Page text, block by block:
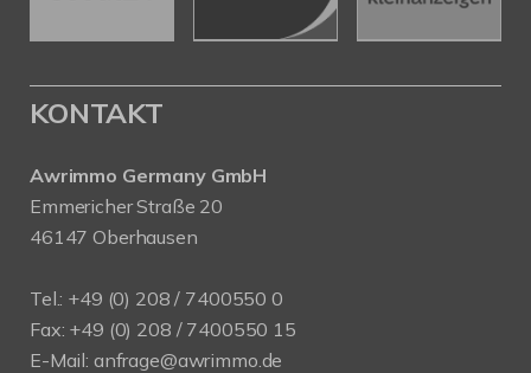
KONTAKT
Awrimmo Germany GmbH
Emmericher Straße 20
46147 Oberhausen
Tel.: +49 (0) 208 / 7400550 0
Fax: +49 (0) 208 / 7400550 15
E-Mail: anfrage@awrimmo.de